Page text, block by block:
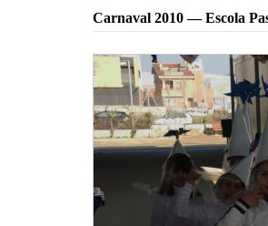
Carnaval 2010 — Escola